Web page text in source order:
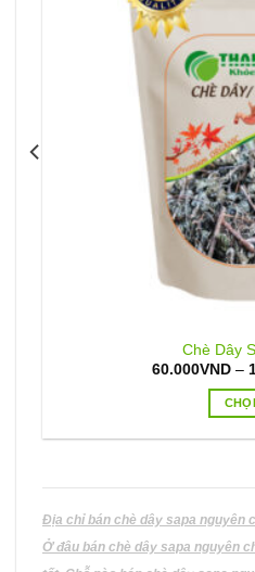
Chè Dây
60.000VND –
Địa chỉ bán chè dây sapa nguyên
Ở đâu bán chè dây sapa nguyên